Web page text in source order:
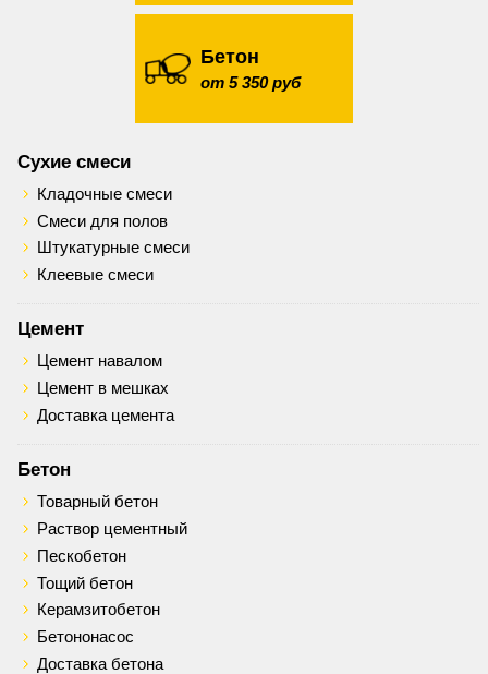
Бетон
от 5 350 руб
Сухие смеси
Кладочные смеси
Смеси для полов
Штукатурные смеси
Клеевые смеси
Цемент
Цемент навалом
Цемент в мешках
Доставка цемента
Бетон
Товарный бетон
Раствор цементный
Пескобетон
Тощий бетон
Керамзитобетон
Бетононасос
Доставка бетона